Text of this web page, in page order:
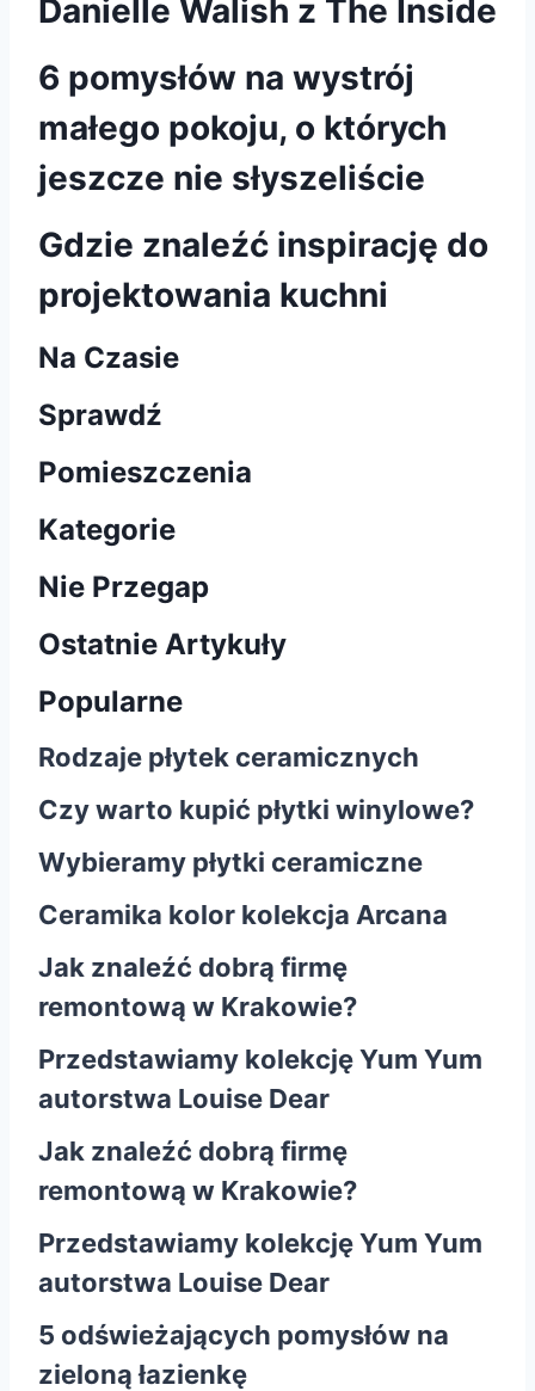
Danielle Walish z The Inside
6 pomysłów na wystrój
małego pokoju, o których
jeszcze nie słyszeliście
Gdzie znaleźć inspirację do
projektowania kuchni
Na Czasie
Sprawdź
Pomieszczenia
Kategorie
Nie Przegap
Ostatnie Artykuły
Popularne
Rodzaje płytek ceramicznych
Czy warto kupić płytki winylowe?
Wybieramy płytki ceramiczne
Ceramika kolor kolekcja Arcana
Jak znaleźć dobrą firmę
remontową w Krakowie?
Przedstawiamy kolekcję Yum Yum
autorstwa Louise Dear
Jak znaleźć dobrą firmę
remontową w Krakowie?
Przedstawiamy kolekcję Yum Yum
autorstwa Louise Dear
5 odświeżających pomysłów na
zieloną łazienkę